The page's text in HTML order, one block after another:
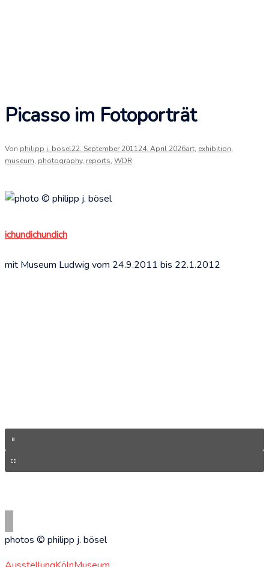
Picasso im Fotoporträt
Von philipp j. bösel22. September 201124. April 2026art, exhibition,
museum, photography, reports, WDR
ichundichundich
mit Museum Ludwig vom 24.9.2011 bis 22.1.2012
photos © philipp j. bösel